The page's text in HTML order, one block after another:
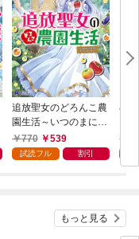
追放聖女のどろんこ農
園生活～いつのまにか
隣国を救ってしまいま
した～（コミック） 1
770 539
試読フル 割引
小
もっと見る